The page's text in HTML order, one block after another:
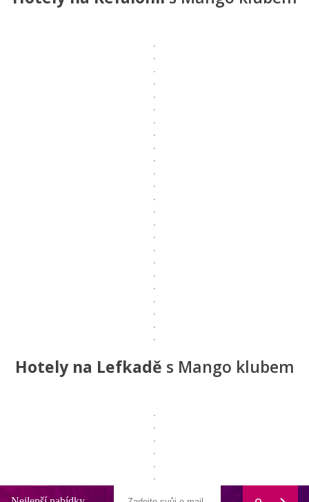
Hotely na Lefkadě s Mango klubem